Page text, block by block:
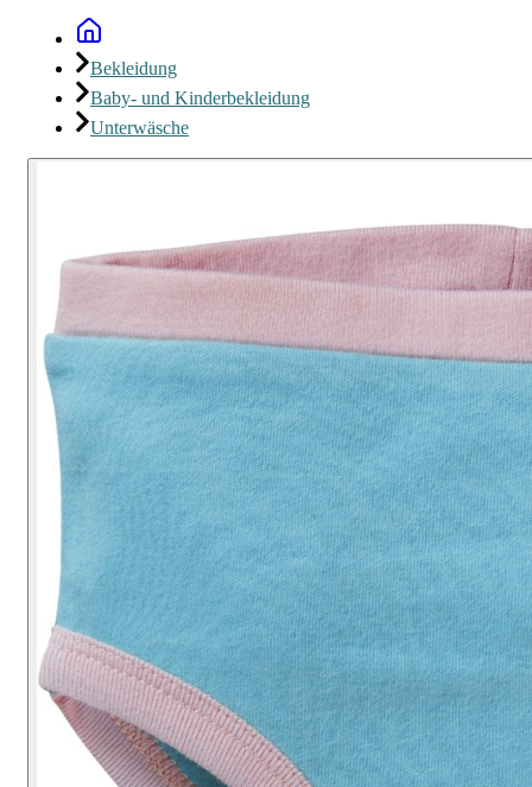
Bekleidung
Baby- und Kinderbekleidung
Unterwäsche